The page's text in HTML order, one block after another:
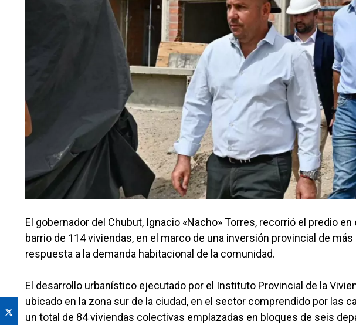
El gobernador del Chubut, Ignacio «Nacho» Torres, recorrió el predio
barrio de 114 viviendas, en el marco de una inversión provincial de
respuesta a la demanda habitacional de la comunidad.
El desarrollo urbanístico ejecutado por el Instituto Provincial de la
ubicado en la zona sur de la ciudad, en el sector comprendido por las
un total de 84 viviendas colectivas emplazadas en bloques de seis